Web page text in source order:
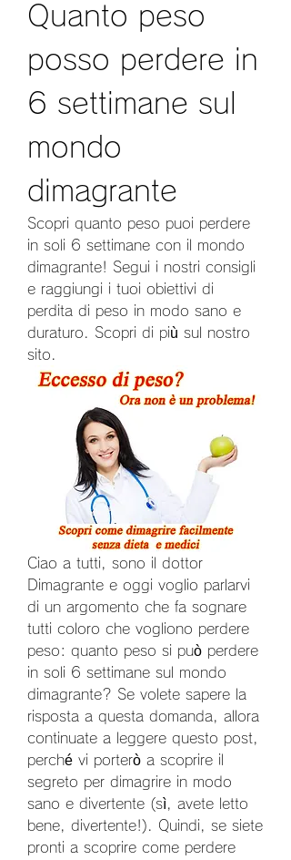
Quanto peso
posso perdere in
6 settimane sul
mondo
dimagrante
Scopri quanto peso puoi perdere
in soli 6 settimane con il mondo
dimagrante! Segui i nostri consigli
e raggiungi i tuoi obiettivi di
perdita di peso in modo sano e
duraturo. Scopri di più sul nostro
sito.
Ciao a tutti, sono il dottor
Dimagrante e oggi voglio parlarvi
di un argomento che fa sognare
tutti coloro che vogliono perdere
peso: quanto peso si può perdere
in soli 6 settimane sul mondo
dimagrante? Se volete sapere la
risposta a questa domanda, allora
continuate a leggere questo post,
perché vi porterò a scoprire il
segreto per dimagrire in modo
sano e divertente (sì, avete letto
bene, divertente!). Quindi, se siete
pronti a scoprire come perdere